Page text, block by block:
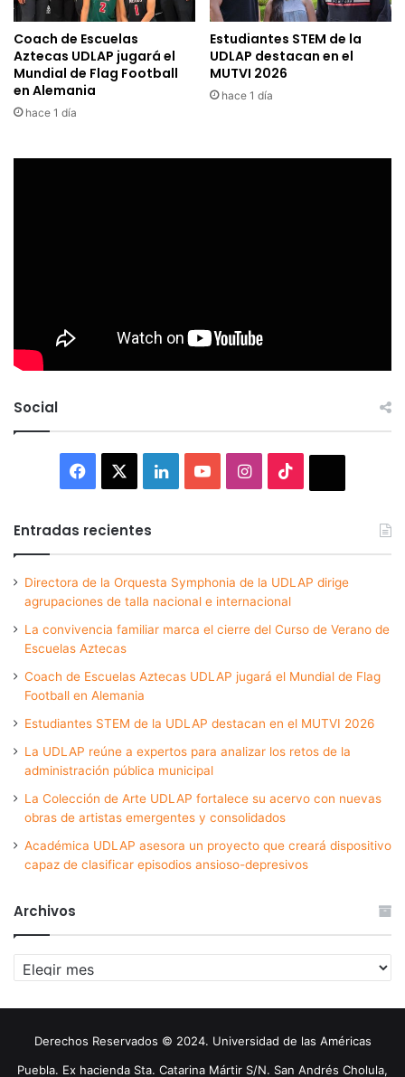
Coach de Escuelas
Aztecas UDLAP jugará el
Mundial de Flag Football
en Alemania
hace 1 día
Estudiantes STEM de la
UDLAP destacan en el
MUTVI 2026
hace 1 día
Social
Facebook LinkedInYouTubeInstagram
Entradas recientes
Directora de la Orquesta Symphonia de la UDLAP dirige
agrupaciones de talla nacional e internacional
La convivencia familiar marca el cierre del Curso de Verano de
Escuelas Aztecas
Coach de Escuelas Aztecas UDLAP jugará el Mundial de Flag
Football en Alemania
Estudiantes STEM de la UDLAP destacan en el MUTVI 2026
La UDLAP reúne a expertos para analizar los retos de la
administración pública municipal
La Colección de Arte UDLAP fortalece su acervo con nuevas
obras de artistas emergentes y consolidados
Académica UDLAP asesora un proyecto que creará dispositivo
capaz de clasificar episodios ansioso-depresivos
Archivos
Archivos
Derechos Reservados © 2024. Universidad de las Américas
Puebla. Ex hacienda Sta. Catarina Mártir S/N. San Andrés Cholula,